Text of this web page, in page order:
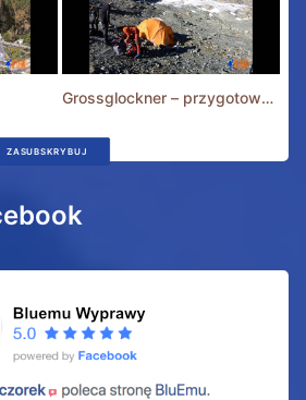
Grossglockner – przygotowania
ZASUBSKRYBUJ